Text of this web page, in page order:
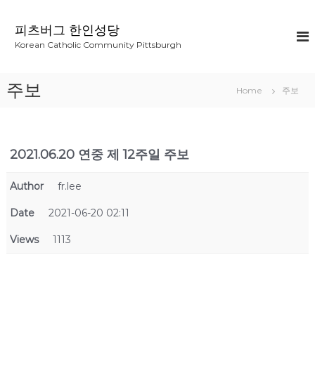
피츠버그 한인성당
Korean Catholic Community Pittsburgh
주보 Home 주보
2021.06.20 연중 제 12주일 주보
Author fr.lee
Date 2021-06-20 02:11
Views 1113